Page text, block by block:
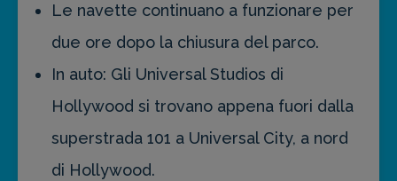
Le navette continuano a funzionare per
due ore dopo la chiusura del parco.
In auto: Gli Universal Studios di
Hollywood si trovano appena fuori dalla
superstrada 101 a Universal City, a nord
di Hollywood.